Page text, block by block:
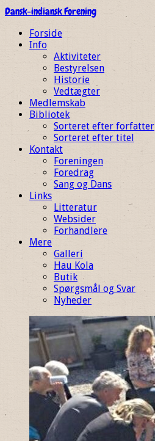
Dansk-indiansk Forening
Forside
Info
Aktiviteter
Bestyrelsen
Historie
Vedtægter
Medlemskab
Bibliotek
Sorteret efter forfatter
Sorteret efter titel
Kontakt
Foreningen
Foredrag
Sang og Dans
Links
Litteratur
Websider
Forhandlere
Mere
Galleri
Hau Kola
Butik
Spørgsmål og Svar
Nyheder